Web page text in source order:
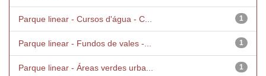
1
Parque linear - Cursos d'água - C...
1
Parque linear - Fundos de vales -...
1
Parque linear - Áreas verdes urba...